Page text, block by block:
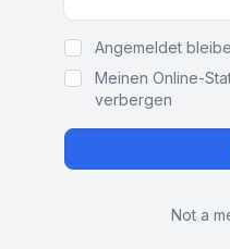
Angemeldet
Meinen Online-
verbergen
Not a